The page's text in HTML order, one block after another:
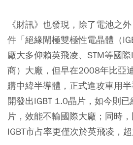
《財訊》也發現，除了電池之
件「絕緣閘極雙極性電晶體（
廠大多仰賴英飛凌、STM等國
商）大廠，但早在2008年比亞
購中緯半導體，正式進攻車用
開發出IGBT 1.0晶片，如今則
片，效能不輸國際大廠；同時
IGBT市占率更僅次於英飛凌，超